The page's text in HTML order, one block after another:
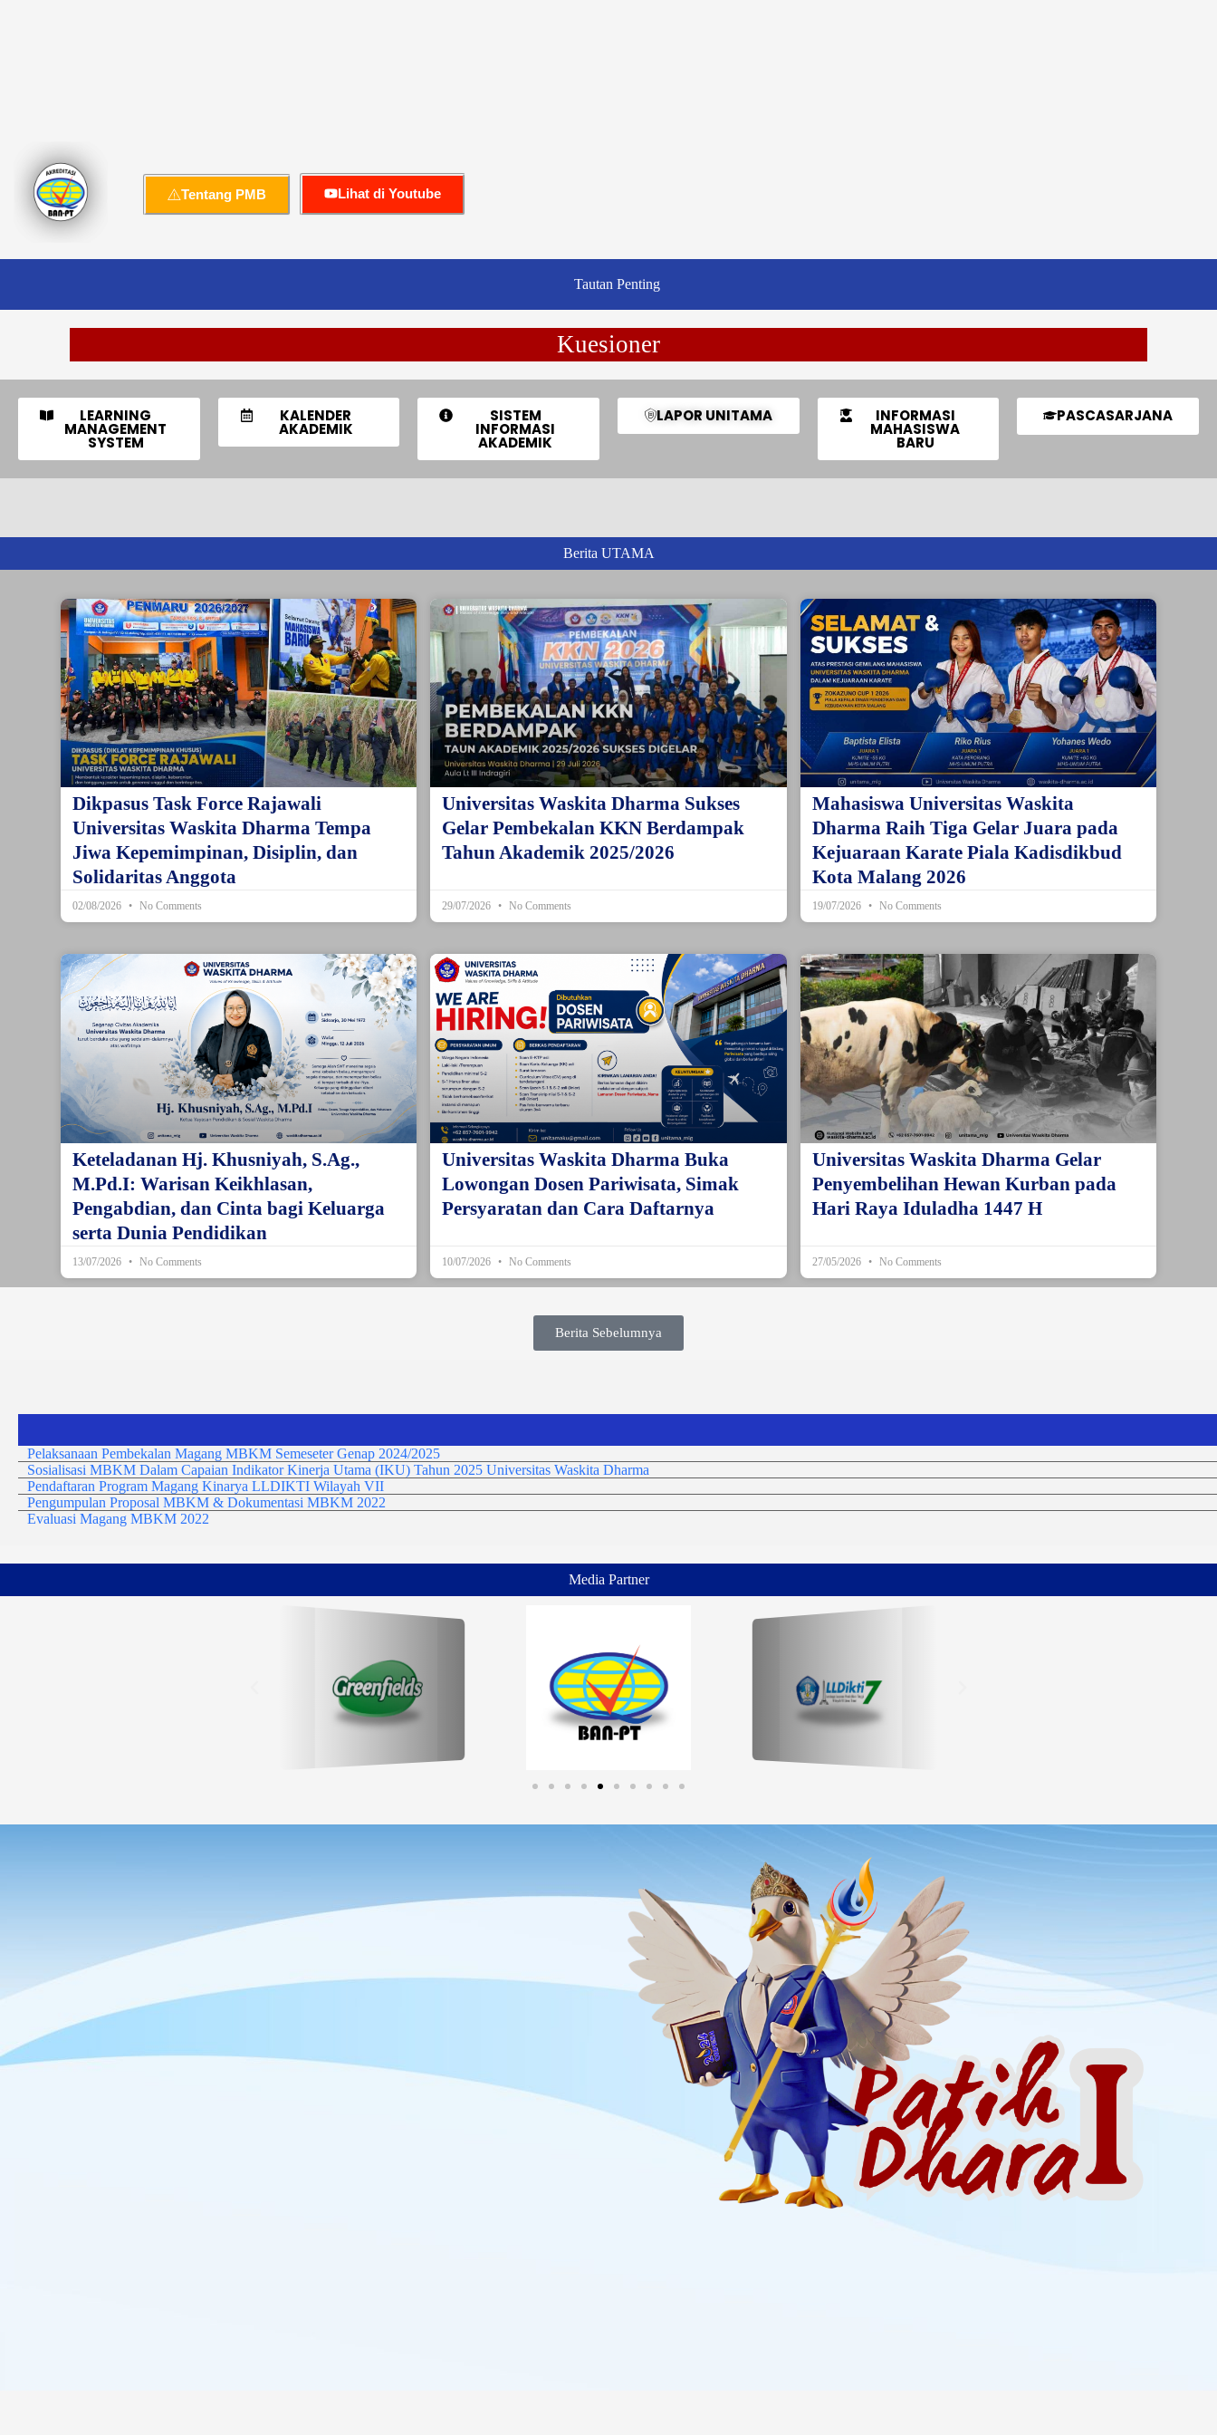
Tentang PMB Lihat di Youtube
Tautan Penting
Kuesioner
LEARNING
MANAGEMENT
SYSTEM
KALENDER
AKADEMIK
SISTEM
INFORMASI
AKADEMIK
LAPOR UNITAMA INFORMASI
MAHASISWA
BARU
PASCASARJANA
Berita UTAMA
Dikpasus Task Force Rajawali
Universitas Waskita Dharma Tempa
Jiwa Kepemimpinan, Disiplin, dan
Solidaritas Anggota
02/08/2026 No Comments
Universitas Waskita Dharma Sukses
Gelar Pembekalan KKN Berdampak
Tahun Akademik 2025/2026
29/07/2026 No Comments
Mahasiswa Universitas Waskita
Dharma Raih Tiga Gelar Juara pada
Kejuaraan Karate Piala Kadisdikbud
Kota Malang 2026
19/07/2026 No Comments
Keteladanan Hj. Khusniyah, S.Ag.,
M.Pd.I: Warisan Keikhlasan,
Pengabdian, dan Cinta bagi Keluarga
serta Dunia Pendidikan
13/07/2026 No Comments
Universitas Waskita Dharma Buka
Lowongan Dosen Pariwisata, Simak
Persyaratan dan Cara Daftarnya
10/07/2026 No Comments
Universitas Waskita Dharma Gelar
Penyembelihan Hewan Kurban pada
Hari Raya Iduladha 1447 H
27/05/2026 No Comments
Berita Sebelumnya
Pelaksanaan Pembekalan Magang MBKM Semeseter Genap 2024/2025
Sosialisasi MBKM Dalam Capaian Indikator Kinerja Utama (IKU) Tahun 2025 Universitas Waskita Dharma
Pendaftaran Program Magang Kinarya LLDIKTI Wilayah VII
Pengumpulan Proposal MBKM & Dokumentasi MBKM 2022
Evaluasi Magang MBKM 2022
Media Partner